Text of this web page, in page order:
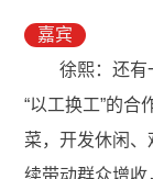
嘉宾
徐熙：还有
“以工换工”的
菜，开发休闲
续带动群众增